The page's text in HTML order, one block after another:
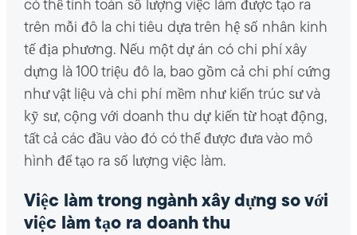
có thể tính toán số lượng việc làm được tạo ra
trên mỗi đô la chi tiêu dựa trên hệ số nhân kinh
tế địa phương. Nếu một dự án có chi phí xây
dựng là 100 triệu đô la, bao gồm cả chi phí cứng
như vật liệu và chi phí mềm như kiến ​​trúc sư và
kỹ sư, cộng với doanh thu dự kiến ​​từ hoạt động,
tất cả các đầu vào đó có thể được đưa vào mô
hình để tạo ra số lượng việc làm.
Việc làm trong ngành xây dựng so với
việc làm tạo ra doanh thu